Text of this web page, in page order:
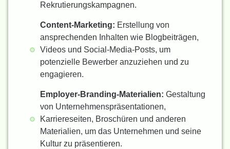
Rekrutierungskampagnen.
Content-Marketing: Erstellung von
ansprechenden Inhalten wie Blogbeiträgen,
Videos und Social-Media-Posts, um
potenzielle Bewerber anzuziehen und zu
engagieren.
Employer-Branding-Materialien: Gestaltung
von Unternehmenspräsentationen,
Karriereseiten, Broschüren und anderen
Materialien, um das Unternehmen und seine
Kultur zu präsentieren.